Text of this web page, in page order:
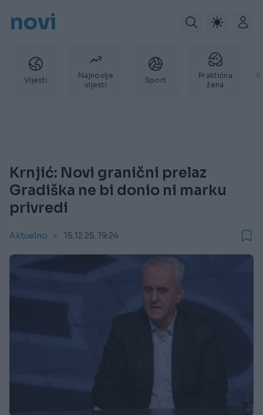
novi
Vijesti
Najnovije
vijesti
Sport
Praktična
žena
Krnjić: Novi granični prelaz
Gradiška ne bi donio ni marku
privredi
Aktuelno 15.12.25. 19:24